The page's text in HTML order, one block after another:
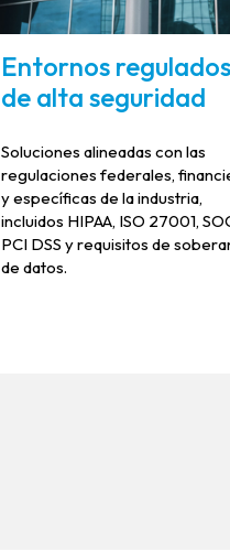
Entornos
de alta seguridad
Soluciones alineadas con las
regulaciones federales,
y específicas de la industria,
incluidos HIPAA, ISO 27001,
PCI DSS y requisitos de
de datos.